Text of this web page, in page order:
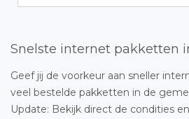
Snelste internet pakketten
Geef jij de voorkeur aan sneller
veel bestelde pakketten in de
Update: Bekijk direct de condities